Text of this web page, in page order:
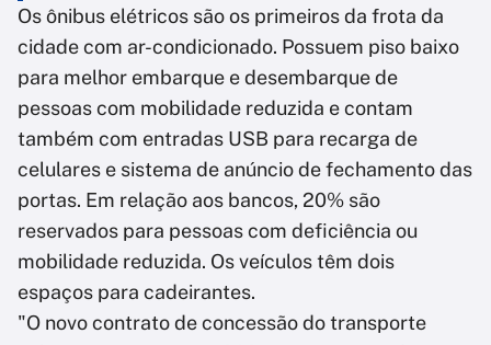
Os ônibus elétricos são os primeiros da frota da
cidade com ar-condicionado. Possuem piso baixo
para melhor embarque e desembarque de
pessoas com mobilidade reduzida e contam
também com entradas USB para recarga de
celulares e sistema de anúncio de fechamento das
portas. Em relação aos bancos, 20% são
reservados para pessoas com deficiência ou
mobilidade reduzida. Os veículos têm dois
espaços para cadeirantes.
"O novo contrato de concessão do transporte